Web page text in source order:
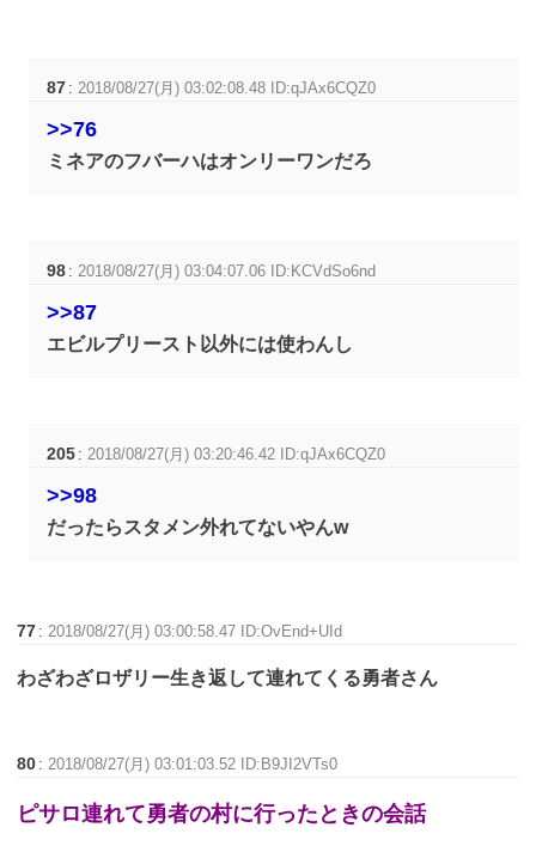
87 :2018/08/27(月) 03:02:08.48 ID:qJAx6CQZ0
>>76
ミネアのフバーハはオンリーワンだろ
98 :2018/08/27(月) 03:04:07.06 ID:KCVdSo6nd
>>87
エビルプリースト以外には使わんし
205 :2018/08/27(月) 03:20:46.42 ID:qJAx6CQZ0
>>98
だったらスタメン外れてないやんw
77 :2018/08/27(月) 03:00:58.47 ID:OvEnd+UId
わざわざロザリー生き返して連れてくる勇者さん
80 :2018/08/27(月) 03:01:03.52 ID:B9JI2VTs0
ピサロ連れて勇者の村に行ったときの会話